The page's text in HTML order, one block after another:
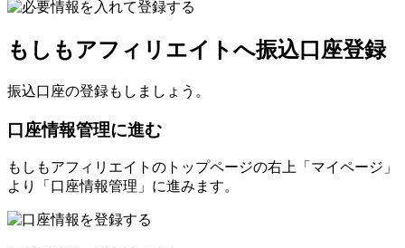
もしもアフィリエイトへ振込口座登録
振込口座の登録もしましょう。
口座情報管理に進む
もしもアフィリエイトのトップページの右上「マイページ」
より「口座情報管理」に進みます。